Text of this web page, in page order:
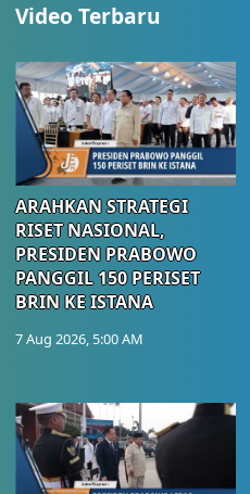
Video Terbaru
ARAHKAN STRATEGI
RISET NASIONAL,
PRESIDEN PRABOWO
PANGGIL 150 PERISET
BRIN KE ISTANA
7 Aug 2026, 5:00 AM